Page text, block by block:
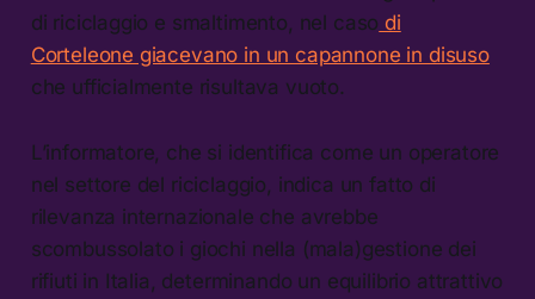
di riciclaggio e smaltimento, nel caso di
Corteleone giacevano in un capannone in disuso
che ufficialmente risultava vuoto.
L’informatore, che si identifica come un operatore
nel settore del riciclaggio, indica un fatto di
rilevanza internazionale che avrebbe
scombussolato i giochi nella (mala)gestione dei
rifiuti in Italia, determinando un equilibrio attrattivo